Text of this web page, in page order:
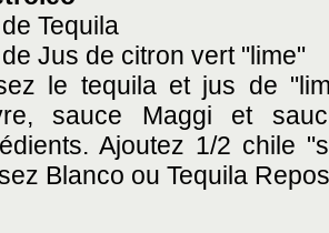
Tequila
Jus de citron vert "lime"
le tequila et jus de
sauce Maggi et
Ajoutez 1/2 chile
Blanco ou Tequila